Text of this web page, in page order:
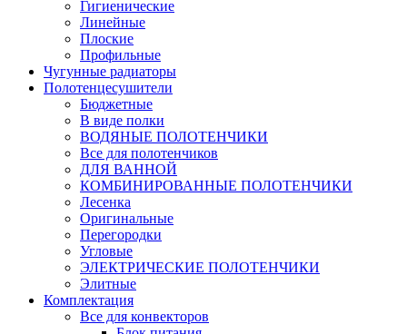
Гигиенические
Линейные
Плоские
Профильные
Чугунные радиаторы
Полотенцесушители
Бюджетные
В виде полки
ВОДЯНЫЕ ПОЛОТЕНЧИКИ
Все для полотенчиков
ДЛЯ ВАННОЙ
КОМБИНИРОВАННЫЕ ПОЛОТЕНЧИКИ
Лесенка
Оригинальные
Перегородки
Угловые
ЭЛЕКТРИЧЕСКИЕ ПОЛОТЕНЧИКИ
Элитные
Комплектация
Все для конвекторов